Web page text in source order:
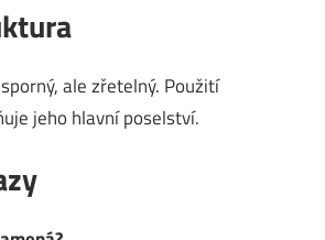
ale zřetelný. Použití
jeho hlavní poselství.